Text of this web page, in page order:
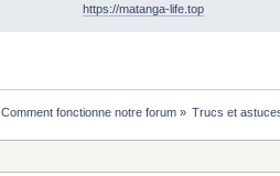
https://matanga-life.top
Comment fonctionne notre forum» Trucs et